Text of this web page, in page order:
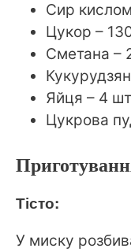
Сир
Цукор –
Сметана –
Яйця – 4
Цукрова
Тісто:
У миску